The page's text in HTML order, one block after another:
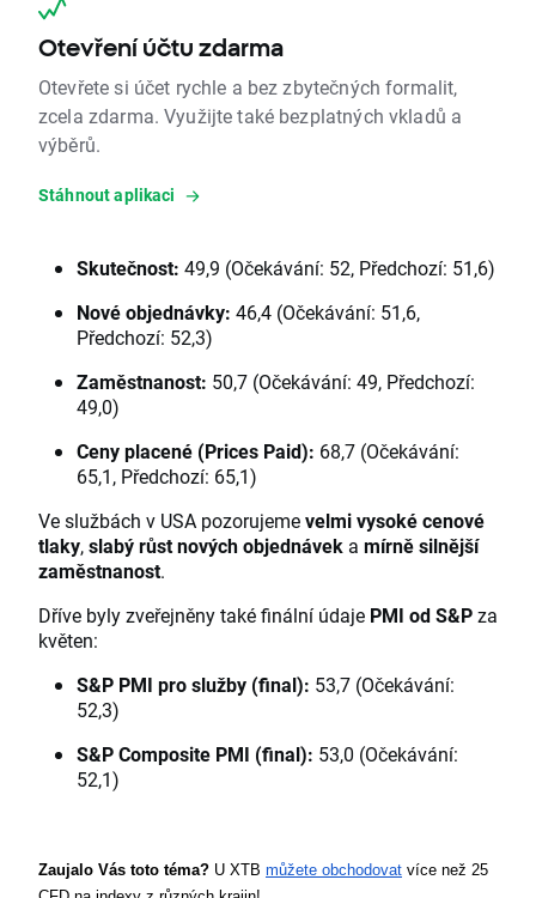
Otevření účtu zdarma
Otevřete si účet rychle a bez zbytečných formalit,
zcela zdarma. Využijte také bezplatných vkladů a
výběrů.
Stáhnout aplikaci
Skutečnost: 49,9 (Očekávání: 52, Předchozí: 51,6)
Nové objednávky: 46,4 (Očekávání: 51,6,
Předchozí: 52,3)
Zaměstnanost: 50,7 (Očekávání: 49, Předchozí:
49,0)
Ceny placené (Prices Paid): 68,7 (Očekávání:
65,1, Předchozí: 65,1)
Ve službách v USA pozorujemevelmi vysoké cenové
tlaky,slabý růst nových objednávek a mírně silnější
zaměstnanost.
Dříve byly zveřejněny také finální údaje PMI od S&Pza
květen:
S&P PMI pro služby (final): 53,7 (Očekávání:
52,3)
S&P Composite PMI (final): 53,0 (Očekávání:
52,1)
Zaujalo Vás toto téma? U XTB můžete obchodovat